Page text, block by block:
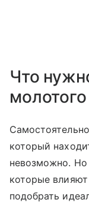
Что
который
невозможно. Но
которые
подобрать